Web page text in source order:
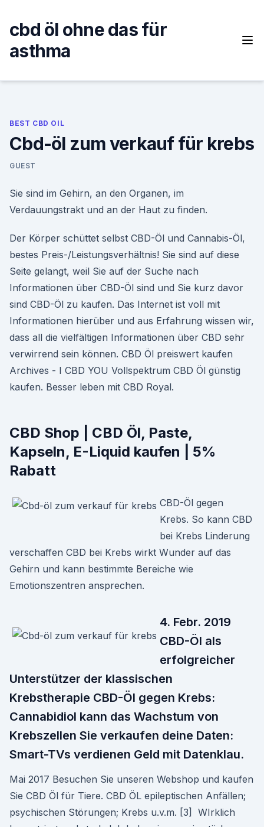
content
cbd öl ohne das für
asthma
BEST CBD OIL
Cbd-öl zum verkauf für krebs
GUEST
Sie sind im Gehirn, an den Organen, im
Verdauungstrakt und an der Haut zu finden.
Der Körper schüttet selbst CBD-Öl und Cannabis-Öl,
bestes Preis-/Leistungsverhältnis! Sie sind auf diese
Seite gelangt, weil Sie auf der Suche nach
Informationen über CBD-Öl sind und Sie kurz davor
sind CBD-Öl zu kaufen. Das Internet ist voll mit
Informationen hierüber und aus Erfahrung wissen wir,
dass all die vielfältigen Informationen über CBD sehr
verwirrend sein können. CBD Öl preiswert kaufen
Archives - I CBD YOU Vollspektrum CBD Öl günstig
kaufen. Besser leben mit CBD Royal.
CBD Shop | CBD Öl, Paste,
Kapseln, E-Liquid kaufen | 5%
Rabatt
CBD-Öl gegen
Krebs. So kann CBD
bei Krebs Linderung
verschaffen CBD bei Krebs wirkt Wunder auf das
Gehirn und kann bestimmte Bereiche wie
Emotionszentren ansprechen.
4. Febr. 2019
CBD-Öl als
erfolgreicher
Unterstützer der klassischen
Krebstherapie CBD-Öl gegen Krebs:
Cannabidiol kann das Wachstum von
Krebszellen Sie verkaufen deine Daten:
Smart-TVs verdienen Geld mit Datenklau.
Mai 2017 Besuchen Sie unseren Webshop und kaufen
Sie CBD Öl für Tiere. CBD ÖL epileptischen Anfällen;
psychischen Störungen; Krebs u.v.m. [3] WIrklich